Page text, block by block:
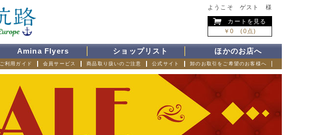
ようこそ ゲスト 様
カートを見る
￥0 (0点)
Amina Flyers ショップリスト ほかのお店へ
卸のお取引をご希望のお客様へ
公式サイト
商品取り扱いのご注意
会員サービス
ご利用ガイド